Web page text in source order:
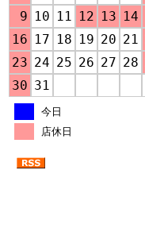
9 10 11 12 13 14
16 17 18 19 20 21
23 24 25 26 27 28
30 31
今日
店休日